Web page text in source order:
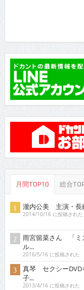
月間TOP10 総合
瀧内公美 主演・長
2014/10/16 に投稿された
雨宮留菜さん 「ミ
ル...
2016/5/16 に投稿された
真琴 セクシーDVD
子...
2013/4/16 に投稿された